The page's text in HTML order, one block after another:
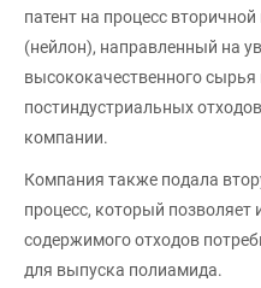
патент на процесс
(нейлон), направленный на
высококачественного сырья
постиндустриальных
компании.
Компания также подала
процесс, который позволяет
содержимого отходов
для выпуска полиамида.